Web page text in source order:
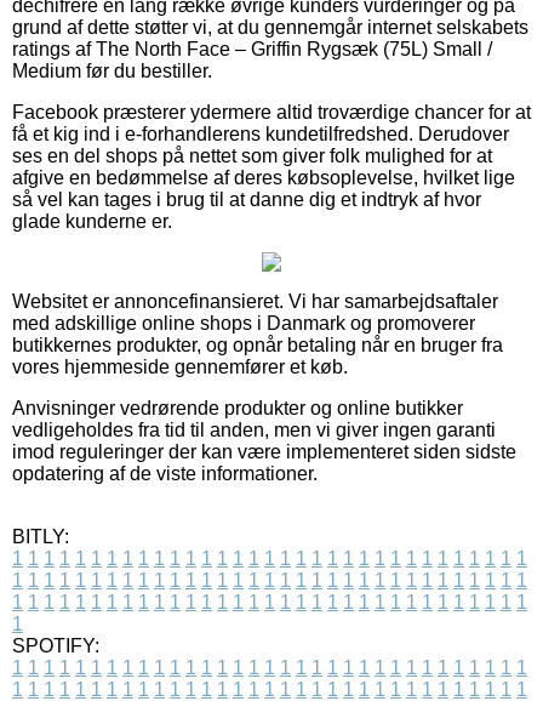
dechifrere en lang række øvrige kunders vurderinger og på
grund af dette støtter vi, at du gennemgår internet selskabets
ratings af The North Face – Griffin Rygsæk (75L) Small /
Medium før du bestiller.
Facebook præsterer ydermere altid troværdige chancer for at
få et kig ind i e-forhandlerens kundetilfredshed. Derudover
ses en del shops på nettet som giver folk mulighed for at
afgive en bedømmelse af deres købsoplevelse, hvilket lige
så vel kan tages i brug til at danne dig et indtryk af hvor
glade kunderne er.
Websitet er annoncefinansieret. Vi har samarbejdsaftaler
med adskillige online shops i Danmark og promoverer
butikkernes produkter, og opnår betaling når en bruger fra
vores hjemmeside gennemfører et køb.
Anvisninger vedrørende produkter og online butikker
vedligeholdes fra tid til anden, men vi giver ingen garanti
imod reguleringer der kan være implementeret siden sidste
opdatering af de viste informationer.
BITLY:
1 1 1 1 1 1 1 1 1 1 1 1 1 1 1 1 1 1 1 1 1 1 1 1 1 1 1 1 1 1 1 1 1
1 1 1 1 1 1 1 1 1 1 1 1 1 1 1 1 1 1 1 1 1 1 1 1 1 1 1 1 1 1 1 1 1
1 1 1 1 1 1 1 1 1 1 1 1 1 1 1 1 1 1 1 1 1 1 1 1 1 1 1 1 1 1 1 1 1
1
SPOTIFY:
1 1 1 1 1 1 1 1 1 1 1 1 1 1 1 1 1 1 1 1 1 1 1 1 1 1 1 1 1 1 1 1 1
1 1 1 1 1 1 1 1 1 1 1 1 1 1 1 1 1 1 1 1 1 1 1 1 1 1 1 1 1 1 1 1 1